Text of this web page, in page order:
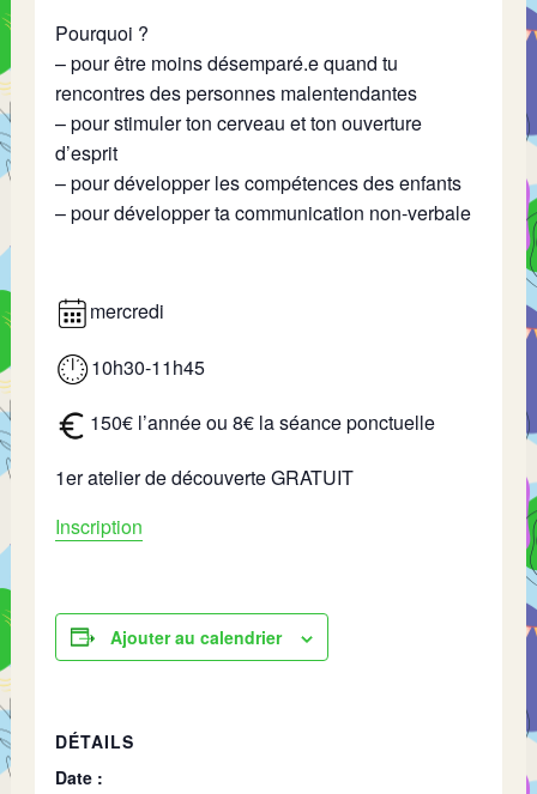
Pourquoi ?
– pour être moins désemparé.e quand tu
rencontres des personnes malentendantes
– pour stimuler ton cerveau et ton ouverture
d’esprit
– pour développer les compétences des enfants
– pour développer ta communication non-verbale
mercredi
10h30-11h45
150€ l’année ou 8€ la séance ponctuelle
1er atelier de découverte GRATUIT
Inscription
Ajouter au calendrier
DÉTAILS
Date :